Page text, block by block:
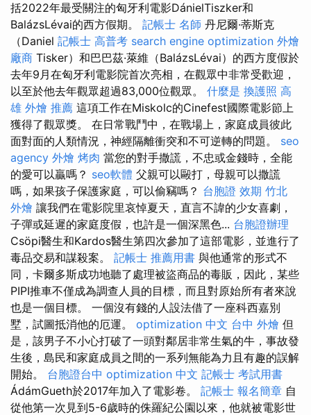
括2022年最受關注的匈牙利電影DánielTiszker和
BalázsLévai的西方假期。 記帳士 名師 丹尼爾·蒂斯克
（Daniel 記帳士 高普考 search engine optimization 外燴
廠商 Tisker）和巴巴茲·萊維（BalázsLévai）的西方度假於
去年9月在匈牙利電影院首次亮相，在觀眾中非常受歡迎，
以至於他去年觀眾超過83,000位觀眾。 什麼是 換護照 高
雄 外燴 推薦 這項工作在Miskolc的Cinefest國際電影節上
獲得了觀眾獎。 在日常戰鬥中，在戰場上，家庭成員彼此
面對面的人類情況，神經隔離衝突和不可逆轉的問題。 seo
agency 外燴 烤肉 當您的對手撒謊，不忠或金錢時，全能
的愛可以贏嗎？ seo軟體 父親可以毆打，母親可以撒謊
嗎，如果孩子保護家庭，可以偷竊嗎？ 台胞證 效期 竹北
外燴 讓我們在電影院里哀悼夏天，直言不諱的少女喜劇，
子彈或延遲的家庭度假，也許是一個深黑色... 台胞證辦理
Csöpi醫生和Kardos醫生第四次參加了這部電影，並進行了
毒品交易和謀殺案。 記帳士 推薦用書 與他通常的形式不
同，卡爾多斯成功地聽了處理被盜商品的毒販，因此，某些
PIPI推車不僅成為調查人員的目標，而且對原始所有者來說
也是一個目標。 一個沒有錢的人設法借了一座科西嘉別
墅，試圖抵消他的厄運。 optimization 中文 台中 外燴 但
是，該男子不小心打破了一頭對鄰居非常生氣的牛，事故發
生後，島民和家​​庭成員之間的一系列無能為力且有趣的誤解
開始。 台胞證台中 optimization 中文 記帳士 考試用書
ÁdámGueth於2017年加入了電影卷。 記帳士 報名簡章 自
從他第一次見到5-6歲時的侏羅紀公園以來，他就被電影世